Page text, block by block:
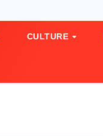
CULTURE